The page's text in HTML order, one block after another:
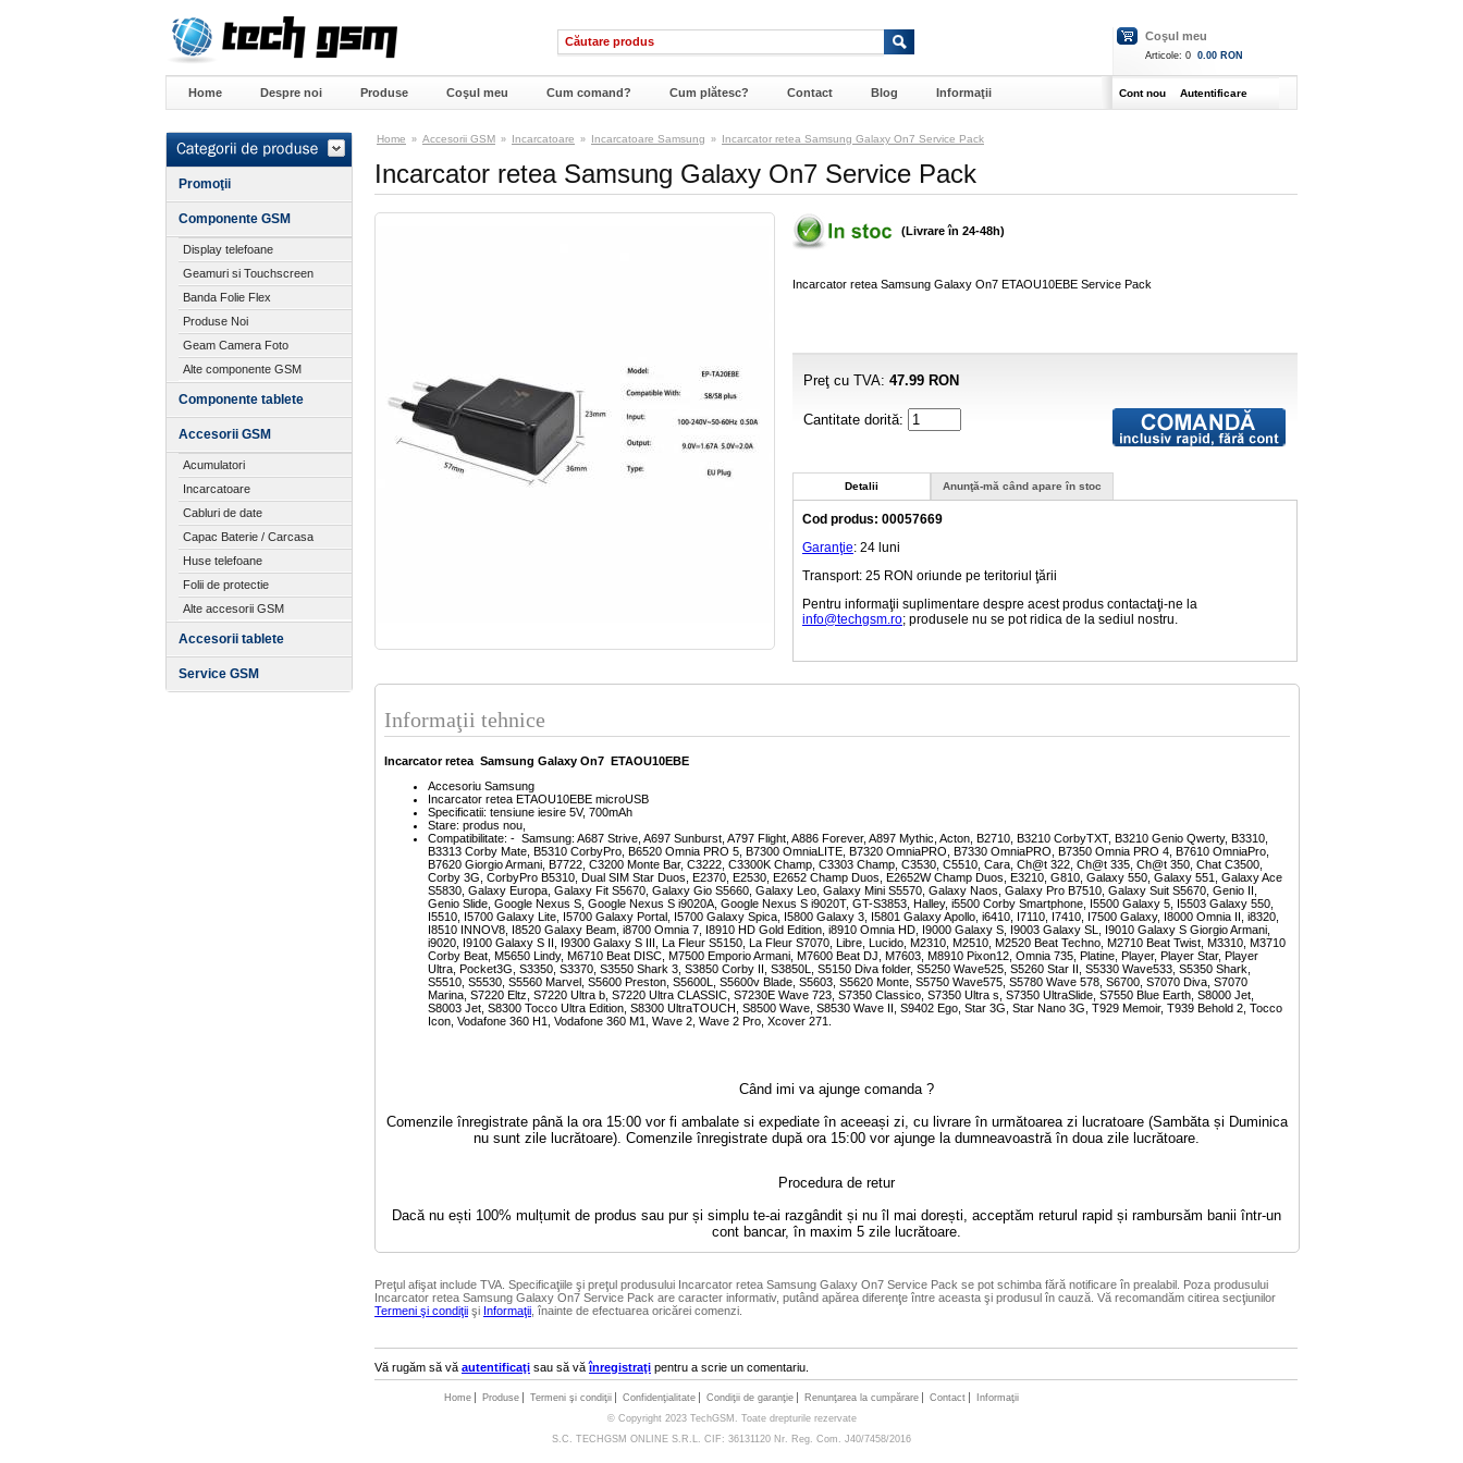
Coşul meu
Articole: 0 0.00 RON
Home Despre noi Produse Coşul meu Cum comand? Cum plătesc? Contact Blog Informaţii Cont nou Autentificare
Promoţii
Componente GSM
Display telefoane
Geamuri si Touchscreen
Banda Folie Flex
Produse Noi
Geam Camera Foto
Alte componente GSM
Componente tablete
Accesorii GSM
Acumulatori
Incarcatoare
Cabluri de date
Capac Baterie / Carcasa
Huse telefoane
Folii de protectie
Alte accesorii GSM
Accesorii tablete
Service GSM
Home » Accesorii GSM » Incarcatoare » Incarcatoare Samsung » Incarcator retea Samsung Galaxy On7 Service Pack
Incarcator retea Samsung Galaxy On7 Service Pack
(Livrare în 24-48h)
Incarcator retea Samsung Galaxy On7 ETAOU10EBE Service Pack
Preţ cu TVA: 47.99 RON
Cantitate dorită:
Detalii Anunţă-mă când apare în stoc
Cod produs: 00057669
Garanţie: 24 luni
Transport: 25 RON oriunde pe teritoriul ţării
Pentru informaţii suplimentare despre acest produs contactaţi-ne la
info@techgsm.ro; produsele nu se pot ridica de la sediul nostru.
Informaţii tehnice
Incarcator retea Samsung Galaxy On7 ETAOU10EBE
Accesoriu Samsung
Incarcator retea ETAOU10EBE microUSB
Specificatii: tensiune iesire 5V, 700mAh
Stare: produs nou,
Compatibilitate: - Samsung: A687 Strive, A697 Sunburst, A797 Flight, A886 Forever, A897 Mythic, Acton, B2710, B3210 CorbyTXT, B3210 Genio Qwerty, B3310,
B3313 Corby Mate, B5310 CorbyPro, B6520 Omnia PRO 5, B7300 OmniaLITE, B7320 OmniaPRO, B7330 OmniaPRO, B7350 Omnia PRO 4, B7610 OmniaPro,
B7620 Giorgio Armani, B7722, C3200 Monte Bar, C3222, C3300K Champ, C3303 Champ, C3530, C5510, Cara, Ch@t 322, Ch@t 335, Ch@t 350, Chat C3500,
Corby 3G, CorbyPro B5310, Dual SIM Star Duos, E2370, E2530, E2652 Champ Duos, E2652W Champ Duos, E3210, G810, Galaxy 550, Galaxy 551, Galaxy Ace
S5830, Galaxy Europa, Galaxy Fit S5670, Galaxy Gio S5660, Galaxy Leo, Galaxy Mini S5570, Galaxy Naos, Galaxy Pro B7510, Galaxy Suit S5670, Genio II,
Genio Slide, Google Nexus S, Google Nexus S i9020A, Google Nexus S i9020T, GT-S3853, Halley, i5500 Corby Smartphone, I5500 Galaxy 5, I5503 Galaxy 550,
I5510, I5700 Galaxy Lite, I5700 Galaxy Portal, I5700 Galaxy Spica, I5800 Galaxy 3, I5801 Galaxy Apollo, i6410, I7110, I7410, I7500 Galaxy, I8000 Omnia II, i8320,
I8510 INNOV8, I8520 Galaxy Beam, i8700 Omnia 7, I8910 HD Gold Edition, i8910 Omnia HD, I9000 Galaxy S, I9003 Galaxy SL, I9010 Galaxy S Giorgio Armani,
i9020, I9100 Galaxy S II, I9300 Galaxy S III, La Fleur S5150, La Fleur S7070, Libre, Lucido, M2310, M2510, M2520 Beat Techno, M2710 Beat Twist, M3310, M3710
Corby Beat, M5650 Lindy, M6710 Beat DISC, M7500 Emporio Armani, M7600 Beat DJ, M7603, M8910 Pixon12, Omnia 735, Platine, Player, Player Star, Player
Ultra, Pocket3G, S3350, S3370, S3550 Shark 3, S3850 Corby II, S3850L, S5150 Diva folder, S5250 Wave525, S5260 Star II, S5330 Wave533, S5350 Shark,
S5510, S5530, S5560 Marvel, S5600 Preston, S5600L, S5600v Blade, S5603, S5620 Monte, S5750 Wave575, S5780 Wave 578, S6700, S7070 Diva, S7070
Marina, S7220 Eltz, S7220 Ultra b, S7220 Ultra CLASSIC, S7230E Wave 723, S7350 Classico, S7350 Ultra s, S7350 UltraSlide, S7550 Blue Earth, S8000 Jet,
S8003 Jet, S8300 Tocco Ultra Edition, S8300 UltraTOUCH, S8500 Wave, S8530 Wave II, S9402 Ego, Star 3G, Star Nano 3G, T929 Memoir, T939 Behold 2, Tocco
Icon, Vodafone 360 H1, Vodafone 360 M1, Wave 2, Wave 2 Pro, Xcover 271.
Când imi va ajunge comanda ?
Comenzile înregistrate până la ora 15:00 vor fi ambalate si expediate în aceeași zi, cu livrare în următoarea zi lucratoare (Sambăta și Duminica
nu sunt zile lucrătoare). Comenzile înregistrate după ora 15:00 vor ajunge la dumneavoastră în doua zile lucrătoare.
Procedura de retur
Dacă nu ești 100% mulțumit de produs sau pur și simplu te-ai razgândit și nu îl mai dorești, acceptăm returul rapid și rambursăm banii într-un
cont bancar, în maxim 5 zile lucrătoare.
Preţul afişat include TVA. Specificaţiile şi preţul produsului Incarcator retea Samsung Galaxy On7 Service Pack se pot schimba fără notificare în prealabil. Poza produsului
Incarcator retea Samsung Galaxy On7 Service Pack are caracter informativ, putând apărea diferenţe între aceasta şi produsul în cauză. Vă recomandăm citirea secţiunilor
Termeni şi condiţii şi Informaţii , înainte de efectuarea oricărei comenzi.
Vă rugăm să vă autentificaţi sau să văînregistraţi pentru a scrie un comentariu.
Home Produse Termeni şi condiţii Confidenţialitate Condiţii de garanţie Renunţarea la cumpărare Contact
Informaţii
© Copyright 2023 TechGSM. Toate drepturile rezervate
S.C. TECHGSM ONLINE S.R.L. CIF: 36131120 Nr. Reg. Com. J40/7458/2016